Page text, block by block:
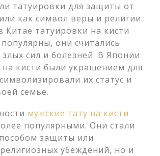
татуировки для защиты от
как символ веры и религии.
Китае татуировки на кисти
они считались
сил и болезней. В Японии
на кисти были украшением для
их статус и
семье.
мужские тату на кисти
популярными. Они стали
защиты или
убеждений, но и